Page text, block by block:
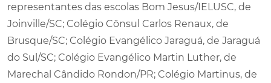
representantes das escolas Bom Jesus/IELUSC, de
Joinville/SC; Colégio Cônsul Carlos Renaux, de
Brusque/SC; Colégio Evangélico Jaraguá, de Jaraguá
do Sul/SC; Colégio Evangélico Martin Luther, de
Marechal Cândido Rondon/PR; Colégio Martinus, de